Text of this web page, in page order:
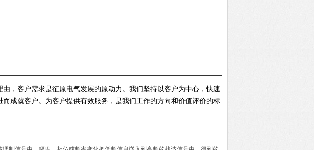
，客户需求是征原电气发展的原动力。我们坚持以客户为中心，快速
成就客户。为客户提供有效服务，是我们工作的方向和价值评价的标